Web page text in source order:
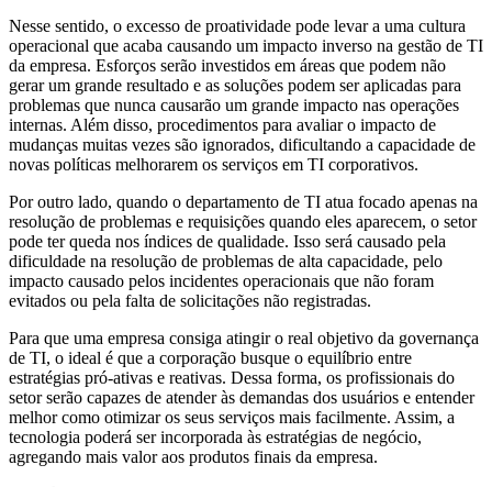
Nesse sentido, o excesso de proatividade pode levar a uma cultura
operacional que acaba causando um impacto inverso na gestão de TI
da empresa. Esforços serão investidos em áreas que podem não
gerar um grande resultado e as soluções podem ser aplicadas para
problemas que nunca causarão um grande impacto nas operações
internas. Além disso, procedimentos para avaliar o impacto de
mudanças muitas vezes são ignorados, dificultando a capacidade de
novas políticas melhorarem os serviços em TI corporativos.
Por outro lado, quando o departamento de TI atua focado apenas na
resolução de problemas e requisições quando eles aparecem, o setor
pode ter queda nos índices de qualidade. Isso será causado pela
dificuldade na resolução de problemas de alta capacidade, pelo
impacto causado pelos incidentes operacionais que não foram
evitados ou pela falta de solicitações não registradas.
Para que uma empresa consiga atingir o real objetivo da governança
de TI, o ideal é que a corporação busque o equilíbrio entre
estratégias pró-ativas e reativas. Dessa forma, os profissionais do
setor serão capazes de atender às demandas dos usuários e entender
melhor como otimizar os seus serviços mais facilmente. Assim, a
tecnologia poderá ser incorporada às estratégias de negócio,
agregando mais valor aos produtos finais da empresa.